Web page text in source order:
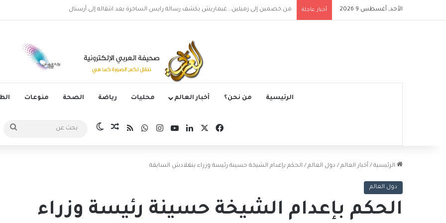
الأحد, أغسطس 9 2026 أخبار عاجلة وفاة خورخي ميسي والد النجم الأرجنتيني ليونيل ميسي عن عمر 68 عاماً
الرئيسية من نحن؟ أخبار العالم محليات رياضة الصحة منوعات
فيسبوكلينكدإن‫YouTubeانستقرام
واتسابملخص الموقع RSS
مقال عشوائي
الوضع المظلم
عن
الرئيسية / أخبار العالم / دول العالم / الحكم بإعدام الشيخة حسينة رئيسة وزراء بنغلادش السابقة
دول العالم
الحكم بإعدام الشيخة حسينة رئيسة وزراء